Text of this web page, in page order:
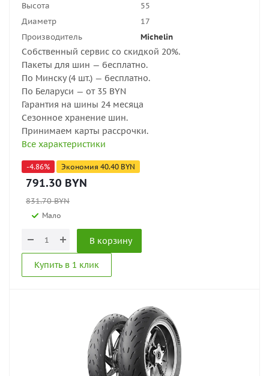
Высота
55
Диаметр
17
Производитель
Michelin
Собственный сервис со скидкой 20%.
Пакеты для шин — бесплатно.
По Минску (4 шт.) — бесплатно.
По Беларуси — от 35 BYN
Гарантия на шины 24 месяца
Сезонное хранение шин.
Принимаем карты рассрочки.
Все характеристики
-4.86% Экономия 40.40 BYN
791.30 BYN
831.70BYN
Мало
В корзину
Купить в 1 клик